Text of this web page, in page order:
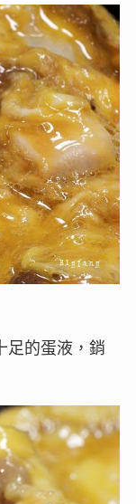
足的蛋液，銷